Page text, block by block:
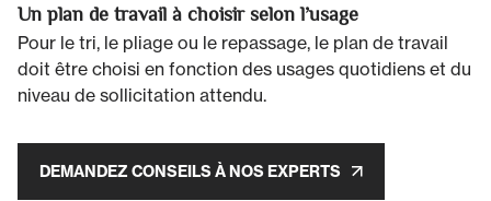
Un plan de travail à choisir selon l’usage
Pour le tri, le pliage ou le repassage, le plan de travail
doit être choisi en fonction des usages quotidiens et du
niveau de sollicitation attendu.
DEMANDEZ CONSEILS À NOS EXPERTS